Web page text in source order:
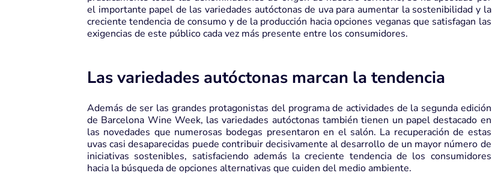
el importante papel de las variedades autóctonas de uva para aumentar la sostenibilidad y la
creciente tendencia de consumo y de la producción hacia opciones veganas que satisfagan las
exigencias de este público cada vez más presente entre los consumidores.
Las variedades autóctonas marcan la tendencia
Además de ser las grandes protagonistas del programa de actividades de la segunda edición
de Barcelona Wine Week, las variedades autóctonas también tienen un papel destacado en
las novedades que numerosas bodegas presentaron en el salón. La recuperación de estas
uvas casi desaparecidas puede contribuir decisivamente al desarrollo de un mayor número de
iniciativas sostenibles, satisfaciendo además la creciente tendencia de los consumidores
hacia la búsqueda de opciones alternativas que cuiden del medio ambiente.